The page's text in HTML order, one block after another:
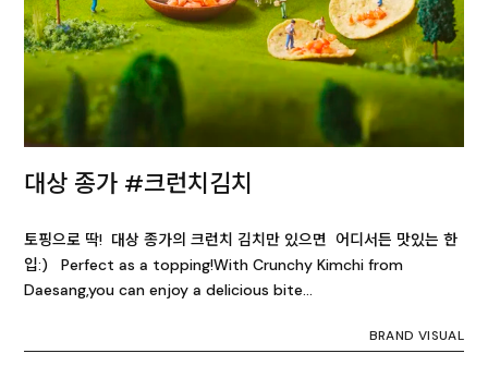
대상 종가 #크런치김치
토핑으로 딱! 대상 종가의 크런치 김치만 있으면 어디서든 맛있는 한
입:) Perfect as a topping!With Crunchy Kimchi from
Daesang,you can enjoy a delicious bite…
BRAND VISUAL